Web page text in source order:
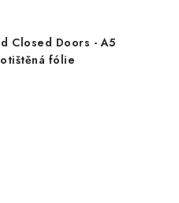
Closed Doors - A5
fólie